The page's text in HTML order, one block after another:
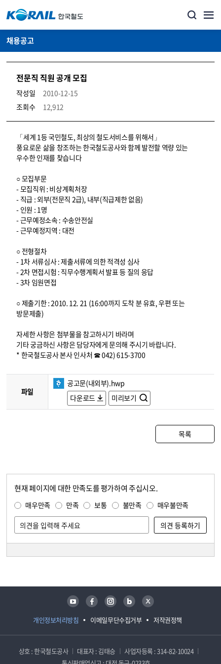
채용공고
전문직 직원 공개 모집
작성일
2010-12-15
조회수
12,912
코레일소개_경영공시_채용공고 상세보기 – 내용, 파일, 담당자 연락처로 구성
「세계 1등 국민철도, 최상의 철도서비스를 위해서」
풍요로운 삶을 창조하는 한국철도공사와 함께 발전할 역량 있는
우수한 인재를 찾습니다
○ 모집부문
- 모집직위 : 비상계획처장
- 직급 : 외부(전문직 2급), 내부(직급제한 없음)
- 인원 : 1명
- 근무예정소속 : 수송안전실
- 근무예정지역 : 대전
○ 전형절차
- 1차 서류심사 : 제출서류에 의한 적격성 심사
- 2차 면접시험 : 직무수행계획서 발표 등 질의 응답
- 3차 임원면접
○ 제출기한 : 2010. 12. 21 (16:00까지 도착 분 유효, 우편 또는
방문제출)
자세한 사항은 첨부물을 참고하시기 바라며
기타 궁금하신 사항은 담당자에게 문의해 주시기 바랍니다.
* 한국철도공사 본사 인사처 ☎ 042) 615-3700
파일
공고문(내외부).hwp
다운로드
미리보기
목록
현재 페이지에 대한 만족도를 평가하여 주십시오.
매우만족 만족 보통 불만족 매우불만족
개인정보처리방침 이메일무단수집거부 저작권정책
유튜브 페이스북 인스타그램 블로그 트위터
상호 : 한국철도공사 대표자 : 김태승
사업자등록 : 314-82-10024